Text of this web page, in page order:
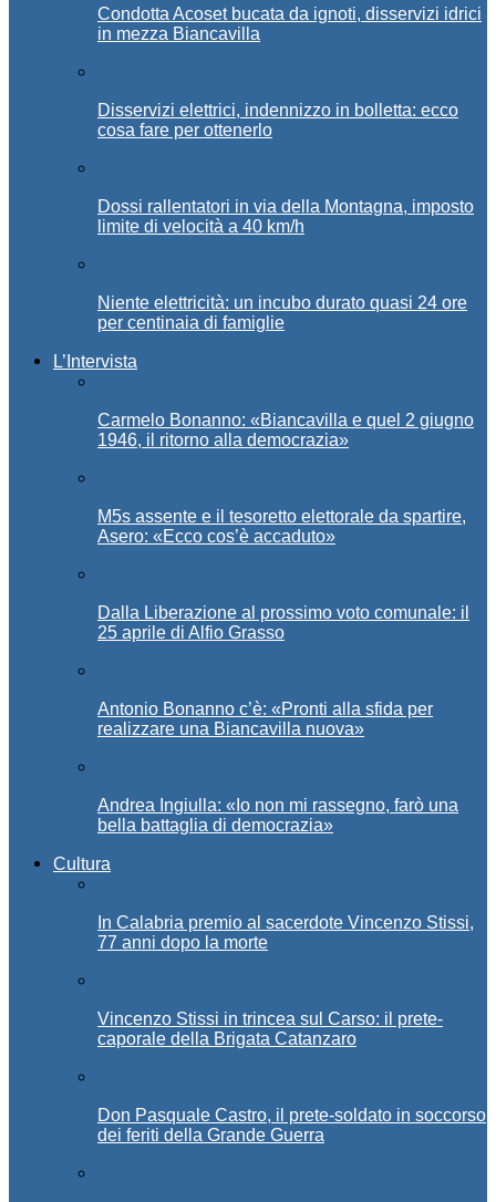
Condotta Acoset bucata da ignoti, disservizi idrici
in mezza Biancavilla
Disservizi elettrici, indennizzo in bolletta: ecco
cosa fare per ottenerlo
Dossi rallentatori in via della Montagna, imposto
limite di velocità a 40 km/h
Niente elettricità: un incubo durato quasi 24 ore
per centinaia di famiglie
L’Intervista
Carmelo Bonanno: «Biancavilla e quel 2 giugno
1946, il ritorno alla democrazia»
M5s assente e il tesoretto elettorale da spartire,
Asero: «Ecco cos’è accaduto»
Dalla Liberazione al prossimo voto comunale: il
25 aprile di Alfio Grasso
Antonio Bonanno c’è: «Pronti alla sfida per
realizzare una Biancavilla nuova»
Andrea Ingiulla: «Io non mi rassegno, farò una
bella battaglia di democrazia»
Cultura
In Calabria premio al sacerdote Vincenzo Stissi,
77 anni dopo la morte
Vincenzo Stissi in trincea sul Carso: il prete-
caporale della Brigata Catanzaro
Don Pasquale Castro, il prete-soldato in soccorso
dei feriti della Grande Guerra